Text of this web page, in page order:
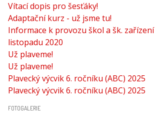
Vítací dopis pro šesťáky!
Adaptační kurz - už jsme tu!
Informace k provozu škol a šk.
listopadu 2020
Už plaveme!
Už plaveme!
Plavecký výcvik 6. ročníku (ABC) 2025
Plavecký výcvik 6. ročníku (ABC) 2025
FOTOGALERIE